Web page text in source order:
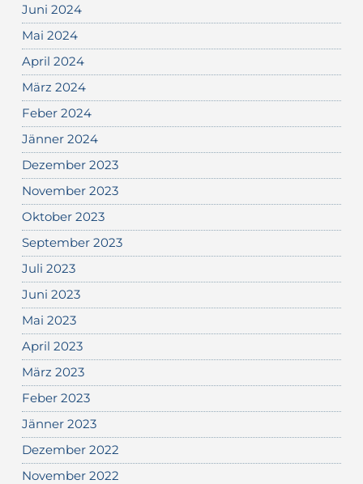
Juni 2024
Mai 2024
April 2024
März 2024
Feber 2024
Jänner 2024
Dezember 2023
November 2023
Oktober 2023
September 2023
Juli 2023
Juni 2023
Mai 2023
April 2023
März 2023
Feber 2023
Jänner 2023
Dezember 2022
November 2022